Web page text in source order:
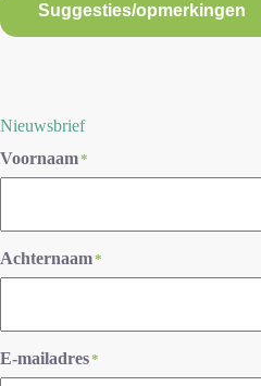
Suggesties/opmerkingen
Nieuwsbrief
Voornaam*
Achternaam*
E-mailadres*